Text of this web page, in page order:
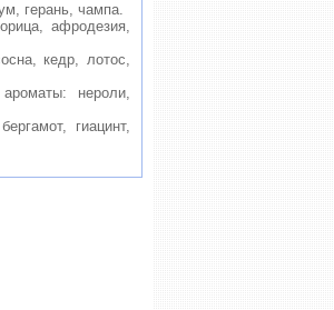
герань, чампа.
афродезия,
кедр, лотос,
нероли,
гиацинт,